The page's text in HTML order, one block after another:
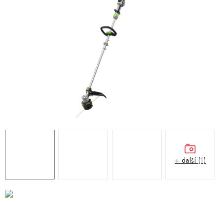
OCHRANA OSOBNÍCH ÚDAJŮ
OBCHODNÍ PODMÍNKY
+ další (1)